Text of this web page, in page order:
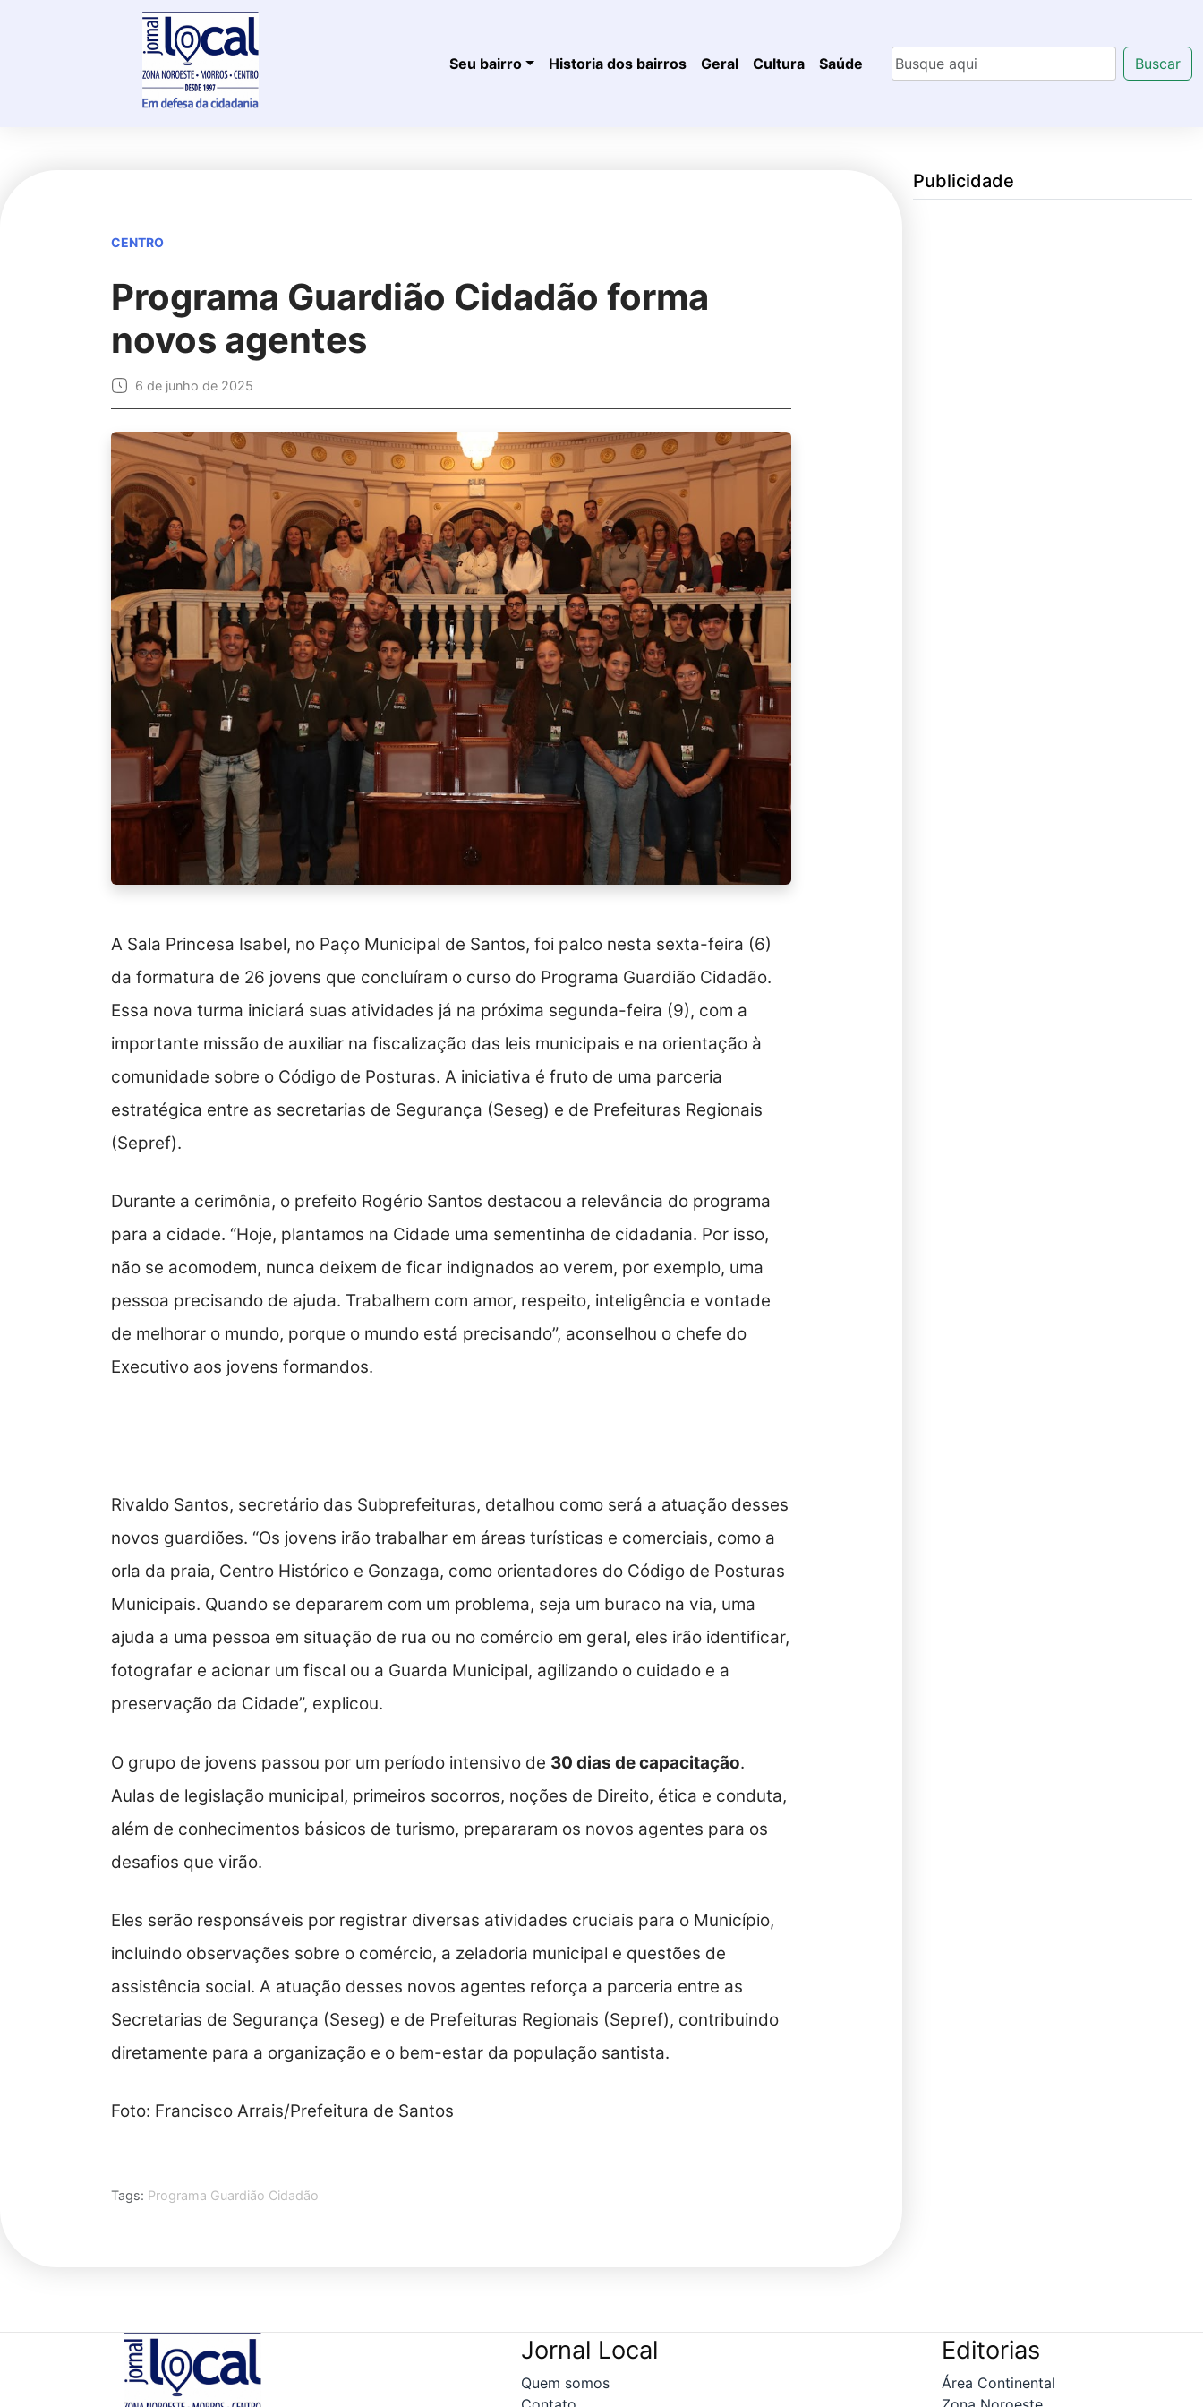
Seu bairro Historia dos bairros Geral Cultura Saúde Buscar
CENTRO
Programa Guardião Cidadão forma
novos agentes
6 de junho de 2025
A Sala Princesa Isabel, no Paço Municipal de Santos, foi palco nesta sexta-feira (6)
da formatura de 26 jovens que concluíram o curso do Programa Guardião Cidadão.
Essa nova turma iniciará suas atividades já na próxima segunda-feira (9), com a
importante missão de auxiliar na fiscalização das leis municipais e na orientação à
comunidade sobre o Código de Posturas. A iniciativa é fruto de uma parceria
estratégica entre as secretarias de Segurança (Seseg) e de Prefeituras Regionais
(Sepref).
Durante a cerimônia, o prefeito Rogério Santos destacou a relevância do programa
para a cidade. “Hoje, plantamos na Cidade uma sementinha de cidadania. Por isso,
não se acomodem, nunca deixem de ficar indignados ao verem, por exemplo, uma
pessoa precisando de ajuda. Trabalhem com amor, respeito, inteligência e vontade
de melhorar o mundo, porque o mundo está precisando”, aconselhou o chefe do
Executivo aos jovens formandos.
Rivaldo Santos, secretário das Subprefeituras, detalhou como será a atuação desses
novos guardiões. “Os jovens irão trabalhar em áreas turísticas e comerciais, como a
orla da praia, Centro Histórico e Gonzaga, como orientadores do Código de Posturas
Municipais. Quando se depararem com um problema, seja um buraco na via, uma
ajuda a uma pessoa em situação de rua ou no comércio em geral, eles irão identificar,
fotografar e acionar um fiscal ou a Guarda Municipal, agilizando o cuidado e a
preservação da Cidade”, explicou.
O grupo de jovens passou por um período intensivo de 30 dias de capacitação.
Aulas de legislação municipal, primeiros socorros, noções de Direito, ética e conduta,
além de conhecimentos básicos de turismo, prepararam os novos agentes para os
desafios que virão.
Eles serão responsáveis por registrar diversas atividades cruciais para o Município,
incluindo observações sobre o comércio, a zeladoria municipal e questões de
assistência social. A atuação desses novos agentes reforça a parceria entre as
Secretarias de Segurança (Seseg) e de Prefeituras Regionais (Sepref), contribuindo
diretamente para a organização e o bem-estar da população santista.
Foto: Francisco Arrais/Prefeitura de Santos
Tags: Programa Guardião Cidadão
Publicidade
Jornal Local
Quem somos
Editorias
Área Continental